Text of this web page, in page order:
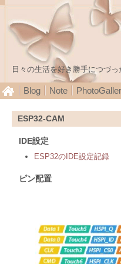
日々の生活を好き勝手につづ
Blog Note
ESP32-CAM
IDE設定
ESP32のIDE設定記録
ピン配置